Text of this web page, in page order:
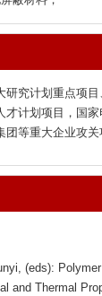
研究计划重点项
才计划项目，国
等重大企业攻关
(eds): Polymer
and Thermal